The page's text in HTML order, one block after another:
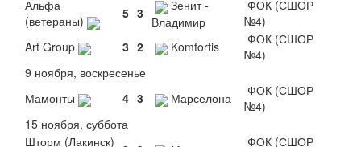
Альфа
(ветераны)
5 3
Зенит -
Владимир
ФОК (СШОР
№4)
Art Group
3 2 Komfortis
ФОК (СШОР
№4)
9 ноября, воскресенье
Мамонты
4 3 Марселона
ФОК (СШОР
№4)
15 ноября, суббота
Шторм (Лакинск)
ФОК (СШОР